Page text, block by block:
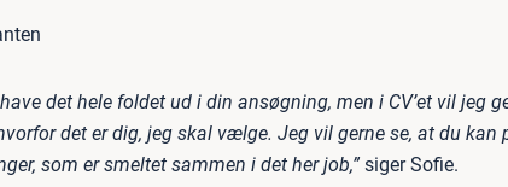
det hele foldet ud i din ansøgning, men i CV’et vil jeg
det er dig, jeg skal vælge. Jeg vil gerne se, at du kan
som er smeltet sammen i det her job,” siger Sofie.